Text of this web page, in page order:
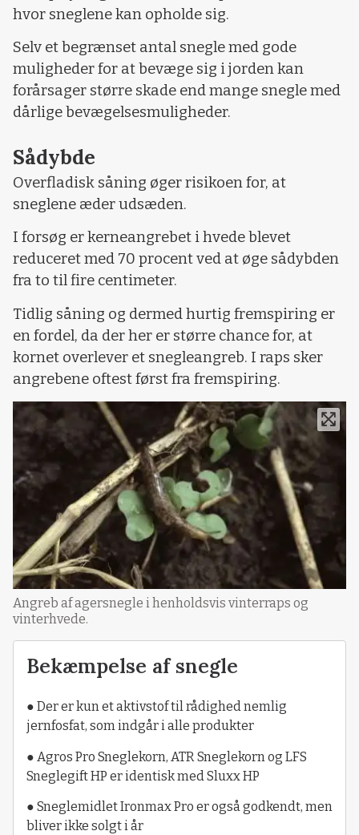
hvor sneglene kan opholde sig.
Selv et begrænset antal snegle med gode
muligheder for at bevæge sig i jorden kan
forårsager større skade end mange snegle med
dårlige bevægelsesmuligheder.
Sådybde
Overfladisk såning øger risikoen for, at
sneglene æder udsæden.
I forsøg er kerneangrebet i hvede blevet
reduceret med 70 procent ved at øge sådybden
fra to til fire centimeter.
Tidlig såning og dermed hurtig fremspiring er
en fordel, da der her er større chance for, at
kornet overlever et snegleangreb. I raps sker
angrebene oftest først fra fremspiring.
Angreb af agersnegle i henholdsvis vinterraps og
vinterhvede.
Bekæmpelse af snegle
● Der er kun et aktivstof til rådighed nemlig
jernfosfat, som indgår i alle produkter
● Agros Pro Sneglekorn, ATR Sneglekorn og LFS
Sneglegift HP er identisk med Sluxx HP
● Sneglemidlet Ironmax Pro er også godkendt, men
bliver ikke solgt i år